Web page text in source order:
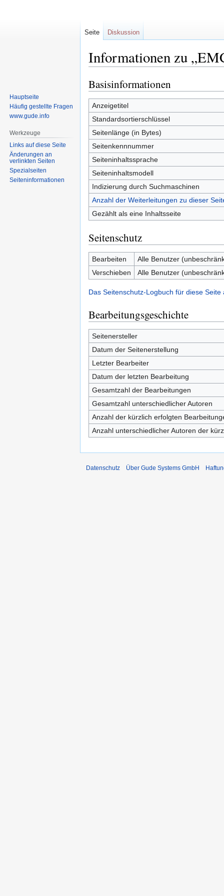
Informationen zu
Zur
Navigation
springen
Zur
Suche
springen
Basisinformationen
Anzeigetitel
Standardsortierschlüssel
Seitenlänge (in Bytes)
Seitenkennnummer
Seiteninhaltssprache
Seiteninhaltsmodell
Indizierung durch Suchmaschinen
Anzahl der Weiterleitungen zu dieser
Gezählt als eine Inhaltsseite
Seitenschutz
Bearbeiten
Alle Benutzer
Verschieben
Alle Benutzer
Das Seitenschutz-Logbuch für diese Seite
Bearbeitungsgeschichte
Seitenersteller
Datum der Seitenerstellung
Letzter Bearbeiter
Datum der letzten Bearbeitung
Gesamtzahl der Bearbeitungen
Gesamtzahl unterschiedlicher Autoren
Anzahl der kürzlich erfolgten
Anzahl unterschiedlicher Autoren der
Seite Diskussion
Hauptseite
Häufig gestellte Fragen
www.gude.info
Werkzeuge
Links auf diese Seite
Änderungen an
verlinkten Seiten
Spezialseiten
Seiten­informationen
Datenschutz Über Gude Systems GmbH